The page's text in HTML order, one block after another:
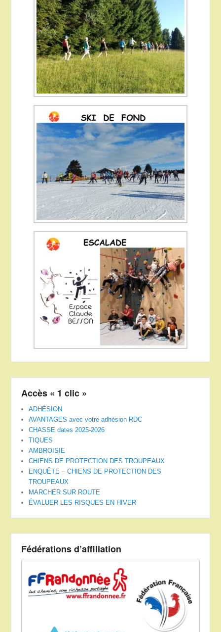
Accès « 1 clic »
ADHÉSION
AVANTAGES avec votre adhésion RDC
CHASSE dates 2025-2026
TIQUES
AMBROISIE
CHIENS DE PROTECTION DES TROUPEAUX
ENQUÊTE – CHIENS DE PROTECTION DES
TROUPEAUX
MARCHER SUR ROUTE
ÉVALUER LES RISQUES EN HIVER
Fédérations d’affiliation